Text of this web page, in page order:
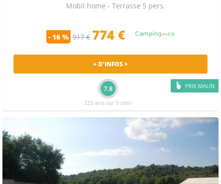
Mobil home - Terrasse 5 pers.
- 16 % 917 € 774 €
PRIX MALIN
+ D'INFOS >
7.8
225 avis sur 5 sites